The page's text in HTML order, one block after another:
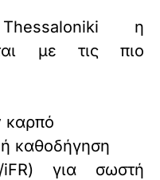
η
με τις πιο
καρπό
καθοδήγηση
για σωστή